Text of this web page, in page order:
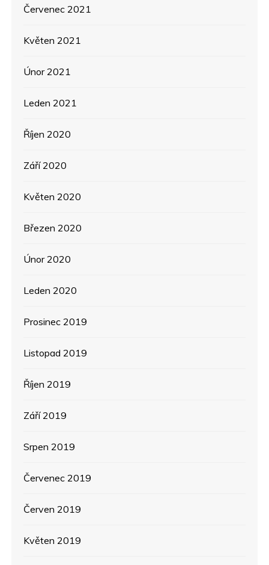
Červenec 2021
Květen 2021
Únor 2021
Leden 2021
Říjen 2020
Září 2020
Květen 2020
Březen 2020
Únor 2020
Leden 2020
Prosinec 2019
Listopad 2019
Říjen 2019
Září 2019
Srpen 2019
Červenec 2019
Červen 2019
Květen 2019